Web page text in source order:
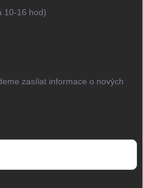
10-16 hod)
zasílat informace o nových